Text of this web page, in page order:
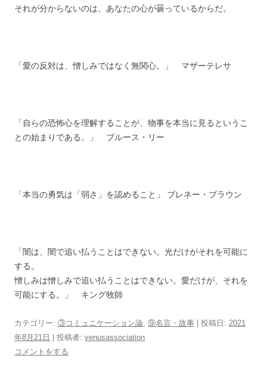
それが分からないのは、あなたの心が曇っているからだ。
「愛の反対は、憎しみではなく無関心。」 マザーテレサ
「自らの恐怖心を理解することが、物事を本当に見るというこ
との始まりである。」 ブルース・リー
「本当の勇気は「弱さ」を認めること」 ブレネー・ブラウン
「闇は、闇で追い払うことはできない。光だけがそれを可能に
する。
憎しみは憎しみで追い払うことはできない。愛だけが、それを
可能にする。」 キング牧師
カテゴリー: ③コミュニケーション論, ⑨名言・故事 | 投稿日: 2021
年8月21日
投稿者: venusassociation
コメントをする